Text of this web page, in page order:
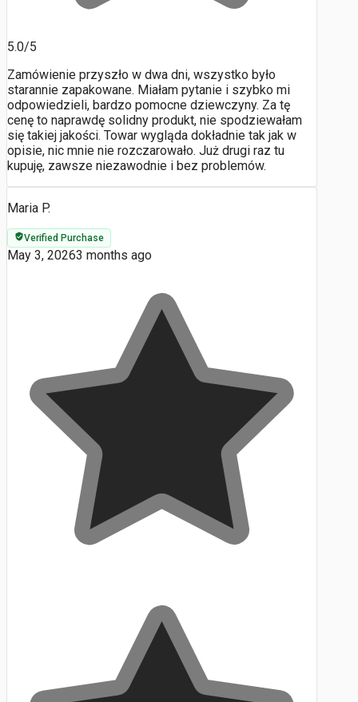
5.0/5
Zamówienie przyszło w dwa dni, wszystko było
starannie zapakowane. Miałam pytanie i szybko mi
odpowiedzieli, bardzo pomocne dziewczyny. Za tę
cenę to naprawdę solidny produkt, nie spodziewałam
się takiej jakości. Towar wygląda dokładnie tak jak w
opisie, nic mnie nie rozczarowało. Już drugi raz tu
kupuję, zawsze niezawodnie i bez problemów.
Maria P.
Verified Purchase
May 3, 20263 months ago